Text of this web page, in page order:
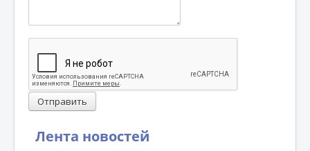
Лента новостей
Отправить